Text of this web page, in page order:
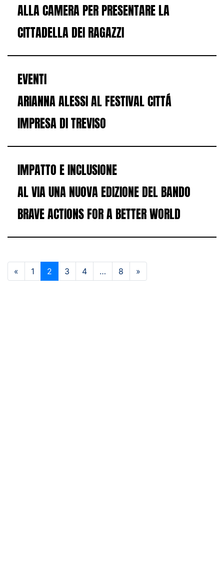
ALLA CAMERA PER PRESENTARE LA
CITTADELLA DEI RAGAZZI
EVENTI
ARIANNA ALESSI AL FESTIVAL CITTÁ
IMPRESA DI TREVISO
IMPATTO E INCLUSIONE
AL VIA UNA NUOVA EDIZIONE DEL BANDO
BRAVE ACTIONS FOR A BETTER WORLD
« 1 2 3 4 … 8 »